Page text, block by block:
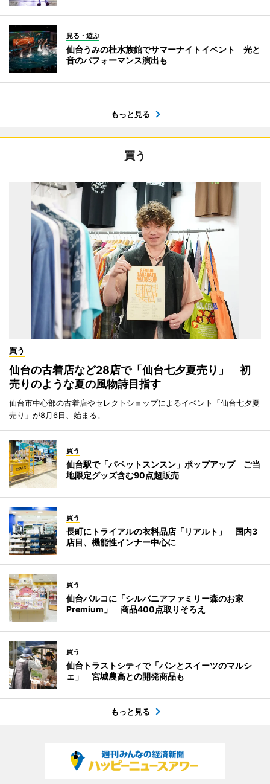
見る・遊ぶ
仙台うみの杜水族館でサマーナイトイベント 光と
音のパフォーマンス演出も
もっと見る
買う
買う
仙台の古着店など28店で「仙台七夕夏売り」 初
売りのような夏の風物詩目指す
仙台市中心部の古着店やセレクトショップによるイベント「仙台七夕夏
売り」が8月6日、始まる。
買う
仙台駅で「パペットスンスン」ポップアップ ご当
地限定グッズ含む90点超販売
買う
長町にトライアルの衣料品店「リアルト」 国内3
店目、機能性インナー中心に
買う
仙台パルコに「シルバニアファミリー森のお家
Premium」 商品400点取りそろえ
買う
仙台トラストシティで「パンとスイーツのマルシ
ェ」 宮城農高との開発商品も
もっと見る